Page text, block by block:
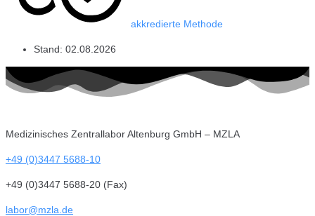
akkredierte Methode
Stand: 02.08.2026
Medizinisches Zentrallabor Altenburg GmbH – MZLA
+49 (0)3447 5688-10
+49 (0)3447 5688-20 (Fax)
labor@mzla.de